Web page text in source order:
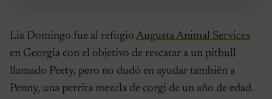
Lia Domingo fue al refugio Augusta Animal Services
en Georgia con el objetivo de rescatar a un pitbull
llamado Peety, pero no dudó en ayudar también a
Penny, una perrita mezcla de corgi de un año de edad.